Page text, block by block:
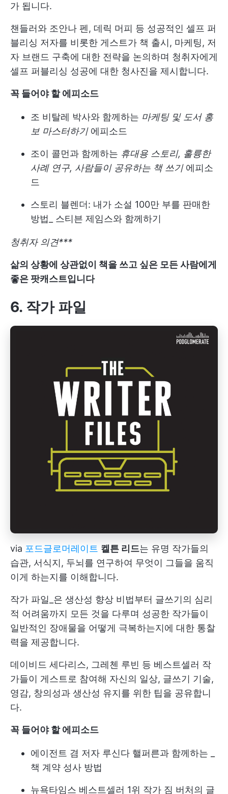
가 됩니다.
챈들러와 조안나 펜, 데릭 머피 등 성공적인 셀프 퍼
블리싱 저자를 비롯한 게스트가 책 출시, 마케팅, 저
자 브랜드 구축에 대한 전략을 논의하며 청취자에게
셀프 퍼블리싱 성공에 대한 청사진을 제시합니다.
꼭 들어야 할 에피소드
조 비탈레 박사와 함께하는 마케팅 및 도서 홍
보 마스터하기에피소드
조이 콜먼과 함께하는 휴대용 스토리, 훌륭한
사례 연구, 사람들이 공유하는 책 쓰기에피소
드
스토리 블렌더: 내가 소설 100만 부를 판매한
방법_ 스티븐 제임스와 함께하기
청취자 의견***
삶의 상황에 상관없이 책을 쓰고 싶은 모든 사람에게
좋은 팟캐스트입니다
6. 작가 파일
via 포드글로머레이트 켈튼 리드는 유명 작가들의
습관, 서식지, 두뇌를 연구하여 무엇이 그들을 움직
이게 하는지를 이해합니다.
작가 파일_은 생산성 향상 비법부터 글쓰기의 심리
적 어려움까지 모든 것을 다루며 성공한 작가들이
일반적인 장애물을 어떻게 극복하는지에 대한 통찰
력을 제공합니다.
데이비드 세다리스, 그레첸 루빈 등 베스트셀러 작
가들이 게스트로 참여해 자신의 일상, 글쓰기 기술,
영감, 창의성과 생산성 유지를 위한 팁을 공유합니
다.
꼭 들어야 할 에피소드
에이전트 겸 저자 루신다 핼퍼른과 함께하는 _
책 계약 성사 방법
뉴욕타임스 베스트셀러 1위 작가 짐 버처의 글